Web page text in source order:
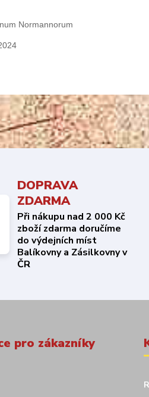
Normannorum
DOPRAVA
ZDARMA
Při nákupu nad 2 000 Kč
zboží zdarma doručíme
do výdejních míst
Balíkovny a Zásilkovny v
ČR
pro zákazníky